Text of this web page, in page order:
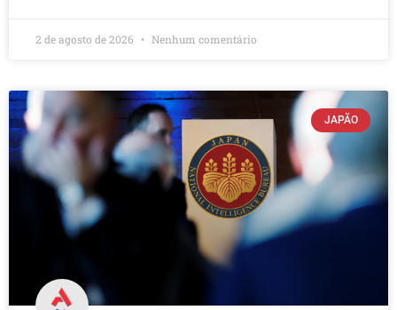
2 de agosto de 2026 Nenhum comentário
JAPÃO